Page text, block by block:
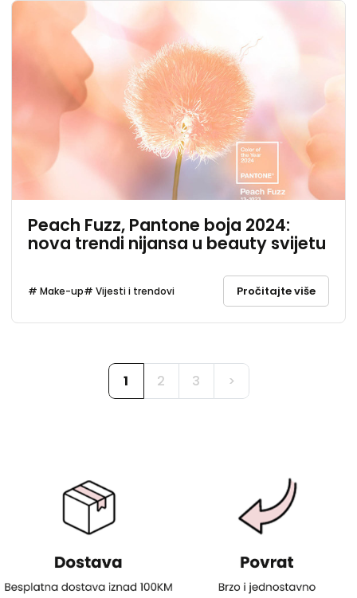
Peach Fuzz, Pantone boja 2024:
nova trendi nijansa u beauty svijetu
# Make-up# Vijesti i trendovi Pročitajte više
1 2 3 >